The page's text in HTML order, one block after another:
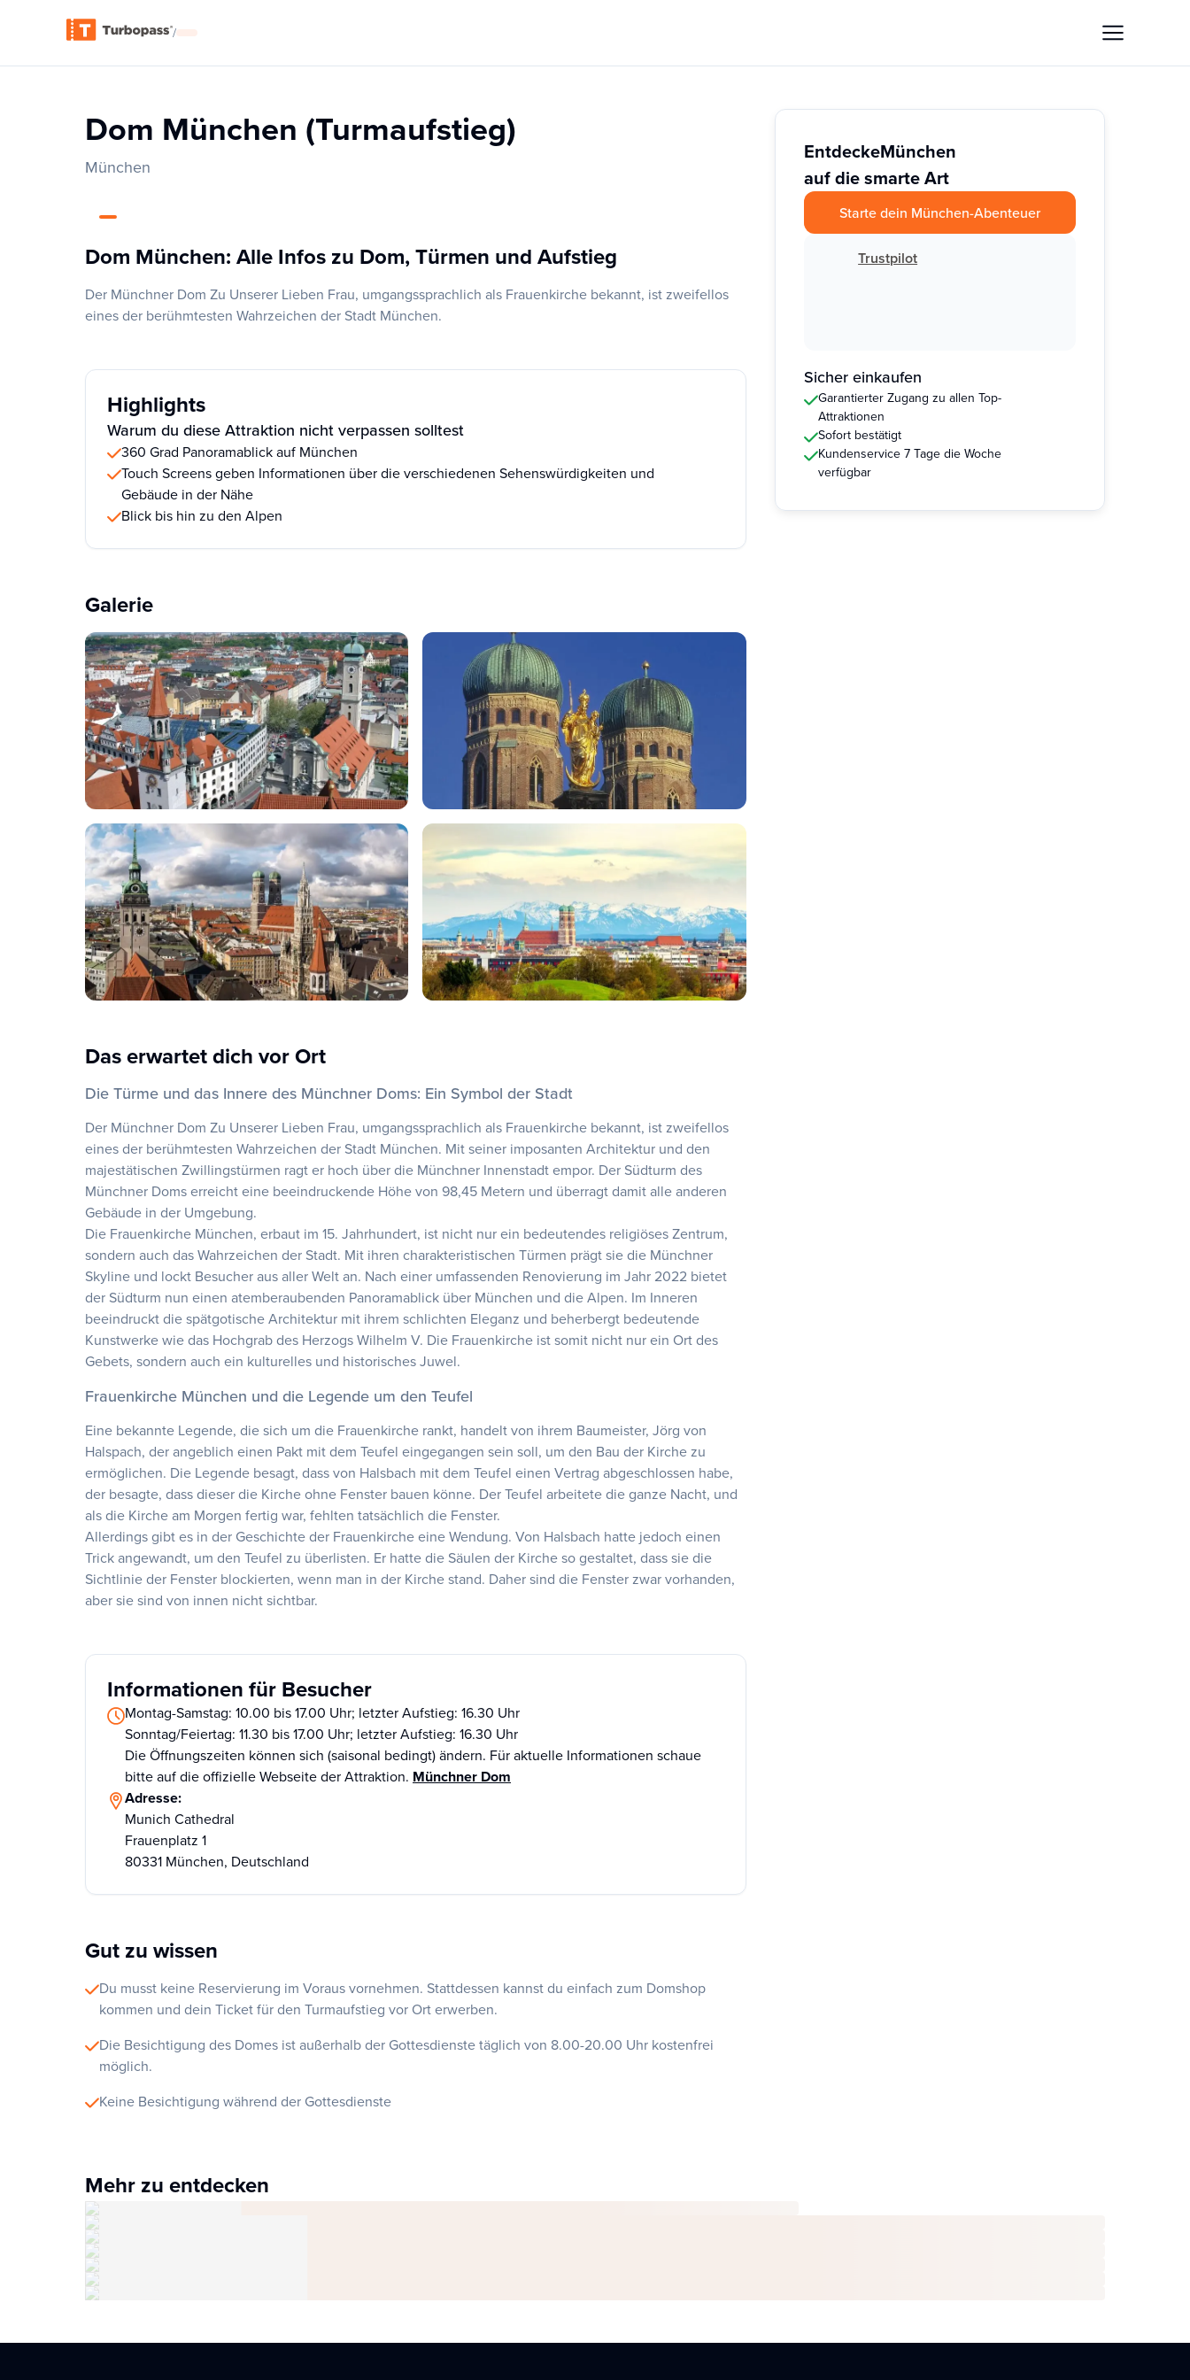
/
Dom München (Turmaufstieg)
München
Dom München: Alle Infos zu Dom, Türmen und Aufstieg
Der Münchner Dom Zu Unserer Lieben Frau, umgangssprachlich als Frauenkirche bekannt, ist zweifellos
eines der berühmtesten Wahrzeichen der Stadt München.
Highlights
Warum du diese Attraktion nicht verpassen solltest
360 Grad Panoramablick auf München
Touch Screens geben Informationen über die verschiedenen Sehenswürdigkeiten und
Gebäude in der Nähe
Blick bis hin zu den Alpen
Galerie
Das erwartet dich vor Ort
Die Türme und das Innere des Münchner Doms: Ein Symbol der Stadt
Der Münchner Dom Zu Unserer Lieben Frau, umgangssprachlich als Frauenkirche bekannt, ist zweifellos
eines der berühmtesten Wahrzeichen der Stadt München. Mit seiner imposanten Architektur und den
majestätischen Zwillingstürmen ragt er hoch über die Münchner Innenstadt empor. Der Südturm des
Münchner Doms erreicht eine beeindruckende Höhe von 98,45 Metern und überragt damit alle anderen
Gebäude in der Umgebung.
Die Frauenkirche München, erbaut im 15. Jahrhundert, ist nicht nur ein bedeutendes religiöses Zentrum,
sondern auch das Wahrzeichen der Stadt. Mit ihren charakteristischen Türmen prägt sie die Münchner
Skyline und lockt Besucher aus aller Welt an. Nach einer umfassenden Renovierung im Jahr 2022 bietet
der Südturm nun einen atemberaubenden Panoramablick über München und die Alpen. Im Inneren
beeindruckt die spätgotische Architektur mit ihrem schlichten Eleganz und beherbergt bedeutende
Kunstwerke wie das Hochgrab des Herzogs Wilhelm V. Die Frauenkirche ist somit nicht nur ein Ort des
Gebets, sondern auch ein kulturelles und historisches Juwel.
Frauenkirche München und die Legende um den Teufel
Eine bekannte Legende, die sich um die Frauenkirche rankt, handelt von ihrem Baumeister, Jörg von
Halspach, der angeblich einen Pakt mit dem Teufel eingegangen sein soll, um den Bau der Kirche zu
ermöglichen. Die Legende besagt, dass von Halsbach mit dem Teufel einen Vertrag abgeschlossen habe,
der besagte, dass dieser die Kirche ohne Fenster bauen könne. Der Teufel arbeitete die ganze Nacht, und
als die Kirche am Morgen fertig war, fehlten tatsächlich die Fenster.
Allerdings gibt es in der Geschichte der Frauenkirche eine Wendung. Von Halsbach hatte jedoch einen
Trick angewandt, um den Teufel zu überlisten. Er hatte die Säulen der Kirche so gestaltet, dass sie die
Sichtlinie der Fenster blockierten, wenn man in der Kirche stand. Daher sind die Fenster zwar vorhanden,
aber sie sind von innen nicht sichtbar.
Informationen für Besucher
Montag-Samstag: 10.00 bis 17.00 Uhr; letzter Aufstieg: 16.30 Uhr
Sonntag/Feiertag: 11.30 bis 17.00 Uhr; letzter Aufstieg: 16.30 Uhr
Die Öffnungszeiten können sich (saisonal bedingt) ändern. Für aktuelle Informationen schaue
bitte auf die offizielle Webseite der Attraktion. Münchner Dom
Adresse:
Munich Cathedral
Frauenplatz 1
80331 München, Deutschland
Gut zu wissen
Du musst keine Reservierung im Voraus vornehmen. Stattdessen kannst du einfach zum Domshop
kommen und dein Ticket für den Turmaufstieg vor Ort erwerben.
Die Besichtigung des Domes ist außerhalb der Gottesdienste täglich von 8.00-20.00 Uhr kostenfrei
möglich.
Keine Besichtigung während der Gottesdienste
EntdeckeMünchen
auf die smarte Art
Starte dein München-Abenteuer
Trustpilot
Sicher einkaufen
Garantierter Zugang zu allen Top-
Attraktionen
Sofort bestätigt
Kundenservice 7 Tage die Woche
verfügbar
Mehr zu entdecken